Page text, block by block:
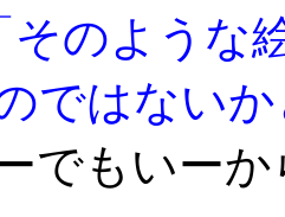
そのような
ではない
でもいーか